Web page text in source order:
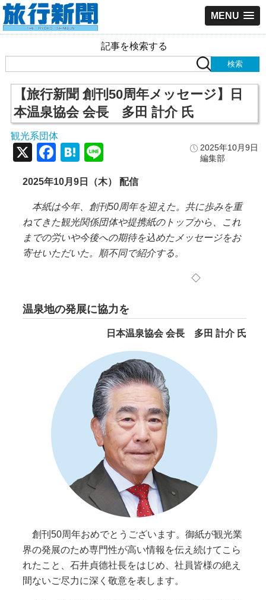
MENU
記事を検索する
【旅行新聞 創刊50周年メッセージ】日
本温泉協会 会長 多田 計介 氏
観光系団体
2025年10月9日
編集部
X Facebook
Hatena
2025年10月9日（木） 配信
本紙は今年、創刊50周年を迎えた。共に歩みを重
ねてきた観光関係団体や提携紙のトップから、これ
までの労いや今後への期待を込めたメッセージをお
寄せいただいた。順不同で紹介する。
◇
温泉地の発展に協力を
日本温泉協会 会長 多田 計介 氏
創刊50周年おめでとうございます。御紙が観光業
界の発展のため専門性が高い情報を伝え続けてこら
れたこと、石井貞德社長をはじめ、社員皆様の絶え
間ないご尽力に深く敬意を表します。